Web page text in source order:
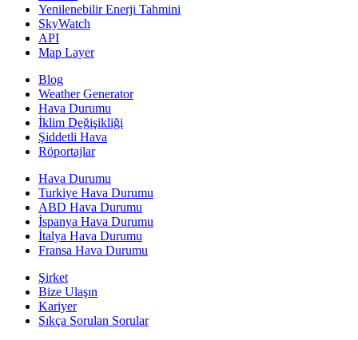
Yenilenebilir Enerji Tahmini
SkyWatch
API
Map Layer
Blog
Weather Generator
Hava Durumu
İklim Değişikliği
Şiddetli Hava
Röportajlar
Hava Durumu
Turkiye Hava Durumu
ABD Hava Durumu
İspanya Hava Durumu
İtalya Hava Durumu
Fransa Hava Durumu
Şirket
Bize Ulaşın
Kariyer
Sıkça Sorulan Sorular